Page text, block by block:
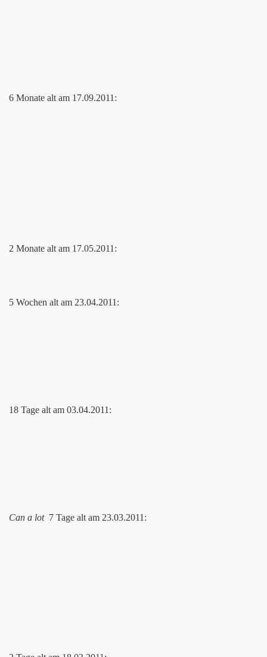
6 Monate alt am 17.09.2011:
2 Monate alt am 17.05.2011:
5 Wochen alt am 23.04.2011:
18 Tage alt am 03.04.2011:
Can a lot 7 Tage alt am 23.03.2011: